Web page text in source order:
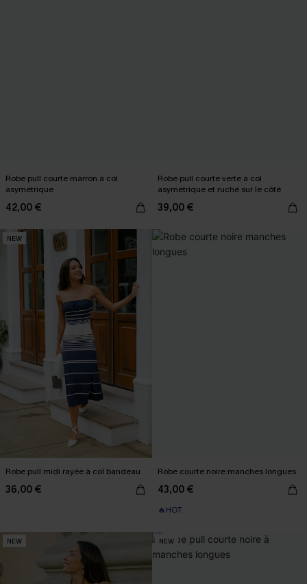
Robe pull courte marron à col
asymétrique
42,00 €
Robe pull courte verte à col
asymétrique et ruché sur le côté
39,00 €
NEW
Robe pull midi rayée à col bandeau
36,00 €
Robe courte noire manches longues
43,00 €
🔥HOT
NEW NEW